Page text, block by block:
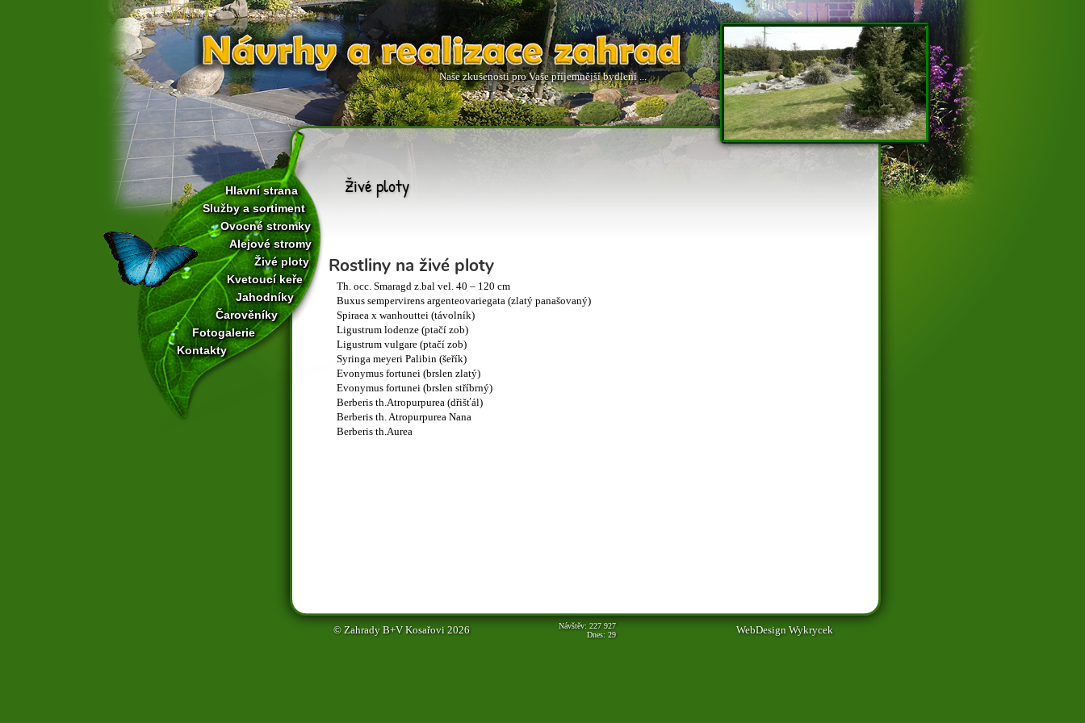
Naše zkušenosti pro Vaše příjemnější bydlení ...
Hlavní strana
Služby a sortiment
Ovocné stromky
Alejové stromy
Živé ploty
Kvetoucí keře
Jahodníky
Čarověníky
Fotogalerie
Kontakty
Živé ploty
Rostliny na živé ploty
Th. occ. Smaragd z.bal vel. 40 – 120 cm
Buxus sempervirens argenteovariegata (zlatý panašovaný)
Spiraea x wanhouttei (távolník)
Ligustrum lodenze (ptačí zob)
Ligustrum vulgare (ptačí zob)
Syringa meyeri Palibin (šeřík)
Evonymus fortunei (brslen zlatý)
Evonymus fortunei (brslen stříbrný)
Berberis th.Atropurpurea (dřišťál)
Berberis th. Atropurpurea Nana
Berberis th.Aurea
© Zahrady B+V Kosařovi 2026
Návštěv: 227 927
Dnes: 29
WebDesign Wykrycek